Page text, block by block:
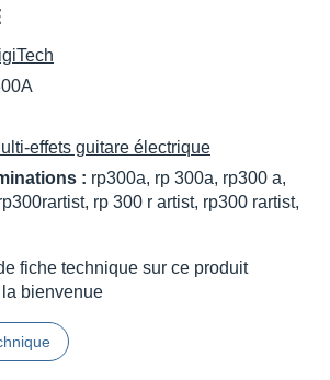
effets guitare électrique
: rp300a, rp 300a, rp300 a,
rp 300 r artist, rp300 rartist,
fiche technique sur ce produit
bienvenue